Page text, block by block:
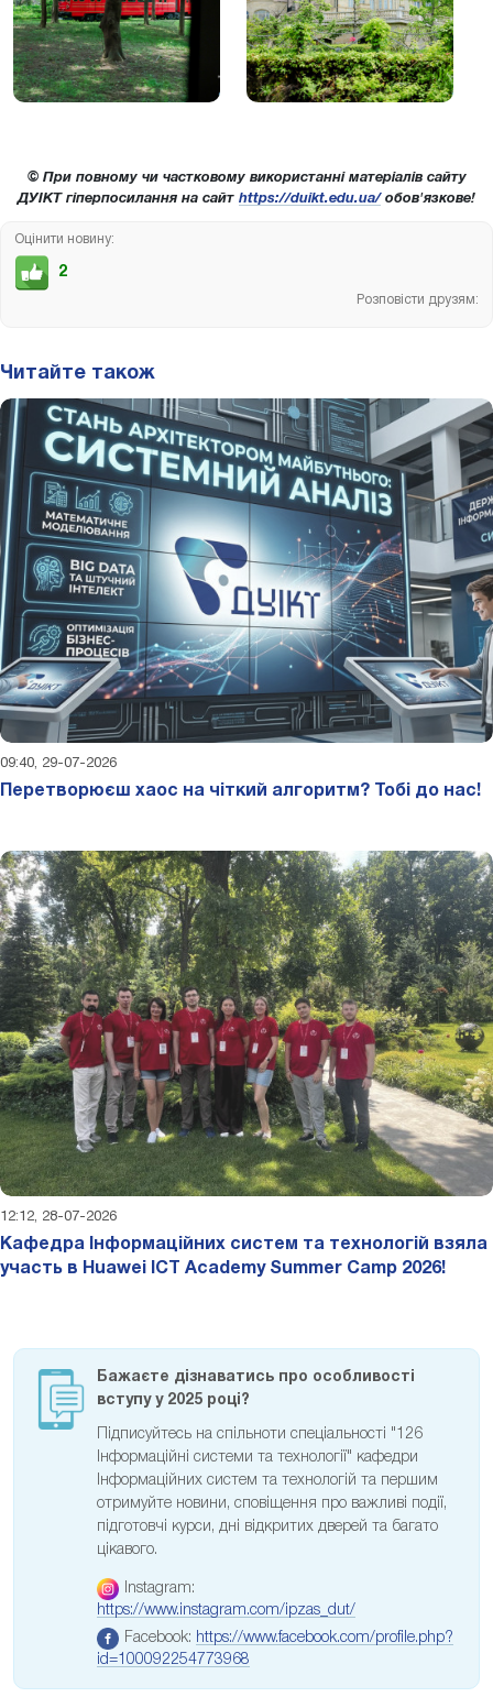
© При повному чи частковому використанні матеріалів сайту
ДУІКТ гіперпосилання на сайт https://duikt.edu.ua/обов'язкове!
Оцінити новину:
2
Розповісти друзям:
Читайте також
09:40, 29-07-2026
Перетворюєш хаос на чіткий алгоритм? Тобі до нас!
12:12, 28-07-2026
Кафедра Інформаційних систем та технологій взяла
участь в Huawei ICT Academy Summer Camp 2026!
Бажаєте дізнаватись про особливості
вступу у 2025 році?
Підписуйтесь на спільноти спеціальності "126
Інформаційні системи та технології" кафедри
Інформаційних систем та технологій та першим
отримуйте новини, сповіщення про важливі події,
підготовчі курси, дні відкритих дверей та багато
цікавого.
Instagram:
https://www.instagram.com/ipzas_dut/
Facebook: https://www.facebook.com/profile.php?
id=100092254773968